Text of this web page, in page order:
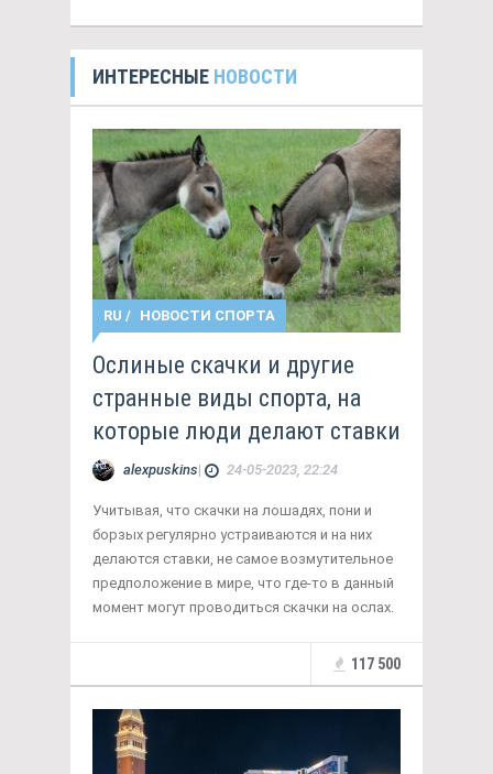
ИНТЕРЕСНЫЕ НОВОСТИ
RU / НОВОСТИ СПОРТА
Ослиные скачки и другие
странные виды спорта, на
которые люди делают ставки
alexpuskins| 24-05-2023, 22:24
Учитывая, что скачки на лошадях, пони и
борзых регулярно устраиваются и на них
делаются ставки, не самое возмутительное
предположение в мире, что где-то в данный
момент могут проводиться скачки на ослах.
117 500